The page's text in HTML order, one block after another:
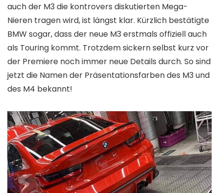
auch der M3 die kontrovers diskutierten Mega-
Nieren tragen wird, ist längst klar. Kürzlich bestätigte
BMW sogar, dass der neue M3 erstmals offiziell auch
als Touring kommt. Trotzdem sickern selbst kurz vor
der Premiere noch immer neue Details durch. So sind
jetzt die Namen der Präsentationsfarben des M3 und
des M4 bekannt!